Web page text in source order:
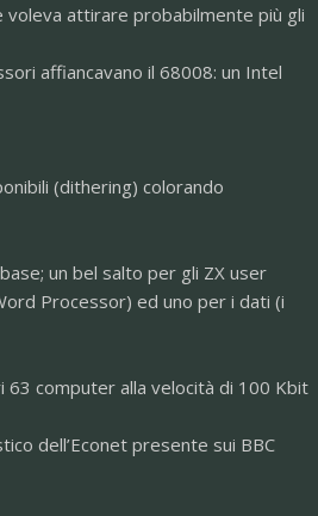
voleva attirare probabilmente più gli
affiancavano il 68008: un Intel
(dithering) colorando
un bel salto per gli ZX user
Processor) ed uno per i dati (i
63 computer alla velocità di 100 Kbit
dell’Econet presente sui BBC